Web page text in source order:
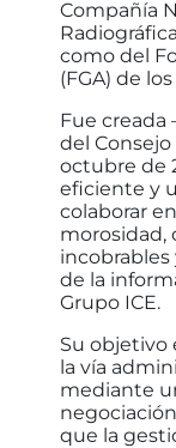
Compañía
como del
(FGA) de
Fue creada
del Consejo
octubre de
eficiente y
colaborar
morosidad,
incobrables
de la
Grupo ICE.
Su objetivo
la vía
mediante
que la